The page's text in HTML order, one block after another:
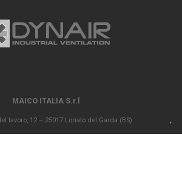
MAICO ITALIA S.r.l
lavoro, 12 – 25017 Lonato del Garda (BS)